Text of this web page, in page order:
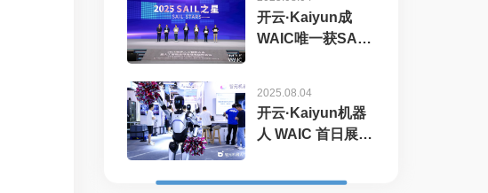
开云·Kaiyun成
WAIC唯一获SAIL
2025.08.04
开云·Kaiyun机器
人 WAIC 首日展台